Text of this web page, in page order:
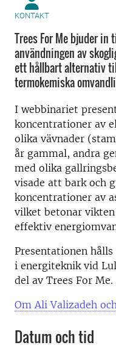
KONTAKT
Trees For Me bjuder
användningen av
ett hållbart alternativ
termokemiska
I webbinariet
koncentrationer av
olika vävnader
år gammal, andra
med olika
visade att bark och
koncentrationer av
vilket betonar
effektiv
Presentationen
i energiteknik vid
del av Trees For Me.
Om Ali Valizadeh
Datum och tid